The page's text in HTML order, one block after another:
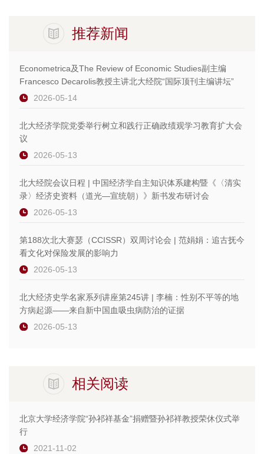
推荐新闻
Econometrica及The Review of Economic Studies副主编
Francesco Decarolis教授主讲北大经院“国际顶刊主编讲坛”
2026-05-14
北大经济学院党委举行树立和践行正确政绩观学习教育扩大会
议
2026-05-13
北大经院会议日程 | 中国经济学自主知识体系建构暨《〈清实
录〉经济史资料（道光—宣统朝）》新书发布研讨会
2026-05-13
第188次北大赛瑟（CCISSR）双周讨论会 | 范娟娟：追古抚今
看文化对保险发展的影响力
2026-05-13
北大经济史学名家系列讲座第245讲 | 李楠：性别不平等的地
方病起源——来自新中国血吸虫病防治的证据
2026-05-13
相关阅读
北京大学经济学院“孙祁祥基金”捐赠暨孙祁祥教授荣休仪式举
行
2021-11-02